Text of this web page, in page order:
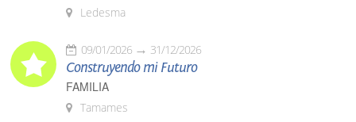
Ledesma
09/01/2026 31/12/2026
Construyendo mi Futuro
FAMILIA
Tamames